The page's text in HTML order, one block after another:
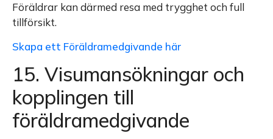
Föräldrar kan därmed resa med trygghet och full
tillförsikt.
Skapa ett Föräldramedgivande här
15. Visumansökningar och
kopplingen till
föräldramedgivande